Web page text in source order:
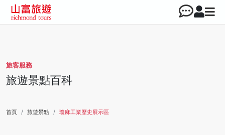
旅客服務
旅遊景點百科
首頁 旅遊景點 瓊麻工業歷史展示區